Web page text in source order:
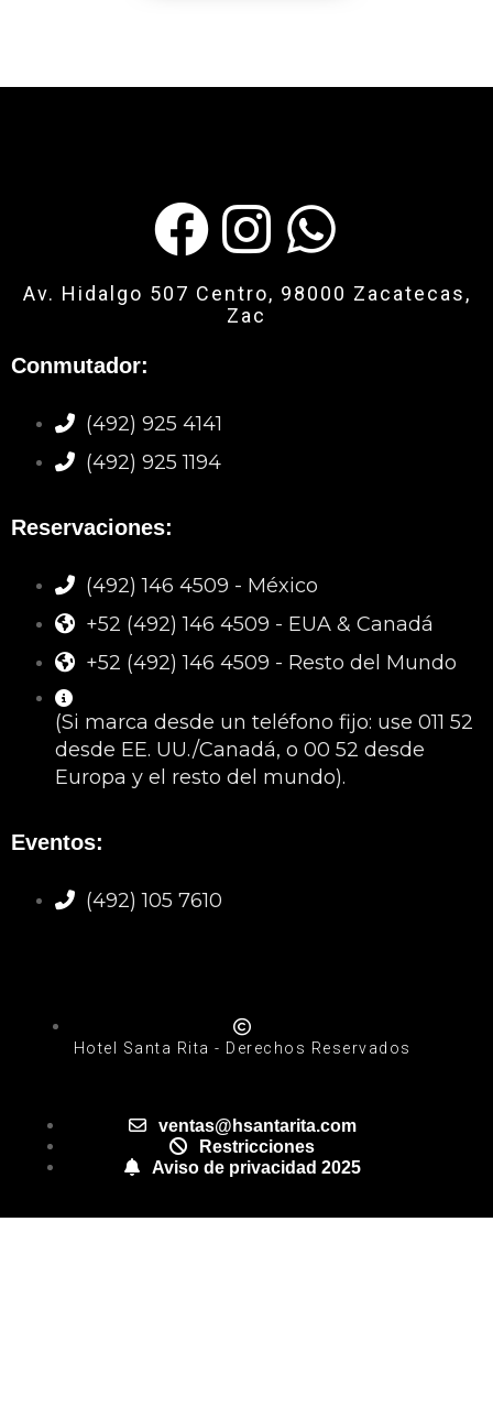
Av. Hidalgo 507 Centro, 98000 Zacatecas,
Zac
Conmutador:
(492) 925 4141
(492) 925 1194
Reservaciones:
(492) 146 4509 - México
+52 (492) 146 4509 - EUA & Canadá
+52 (492) 146 4509 - Resto del Mundo
(Si marca desde un teléfono fijo: use 011 52
desde EE. UU./Canadá, o 00 52 desde
Europa y el resto del mundo).
Eventos:
(492) 105 7610
Hotel Santa Rita - Derechos Reservados
ventas@hsantarita.com
Restricciones
Aviso de privacidad 2025